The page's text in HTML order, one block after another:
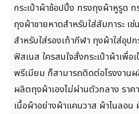
กระเป๋าผ้าช้อปปิ้ง ทรงถุงผ้าหูรูด ท
ถุงผ้าชายหาดสำหรับใส่สัมภาระ เช่
สำหรับใส่รองเท้ากีฬา ถุงผ้าใส่อุป
ฟิสเนส ใครสนใจสั่งกระเป๋าผ้าเพื่อ
พรีเมียม ก็สามารถติดต่อโรงงานผ
ผลิตถุงผ้าเองไม่ผ่านตัวกลาง รา
เนื้อผ้าอย่างผ้าแคนวาส ผ้าไนลอ